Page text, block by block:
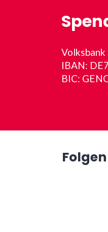
IBAN:
BIC: